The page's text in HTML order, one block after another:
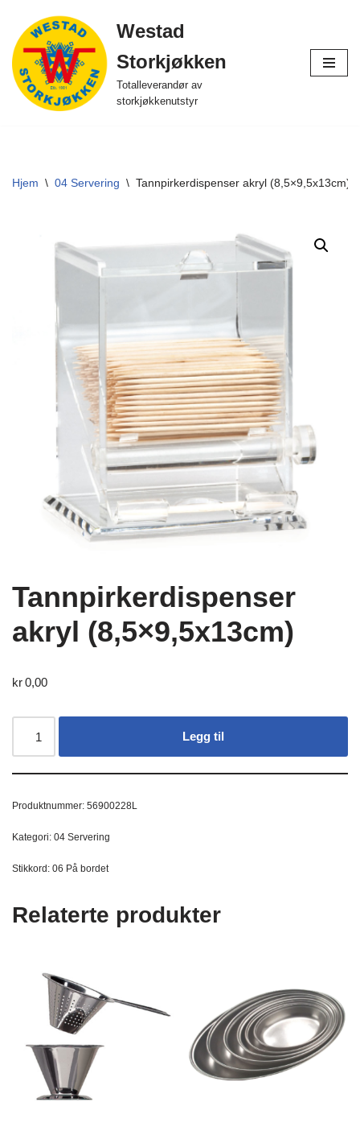
Hopp
til
innholdet
Westad
Storkjøkken
Totalleverandør av
storkjøkkenutstyr
Hjem \ 04 Servering \ Tannpirkerdispenser akryl (8,5×9,5x13cm)
Tannpirkerdispenser
akryl (8,5×9,5x13cm)
kr0,00
Legg til
Produktnummer: 56900228L
Kategori: 04 Servering
Stikkord: 06 På bordet
Relaterte produkter